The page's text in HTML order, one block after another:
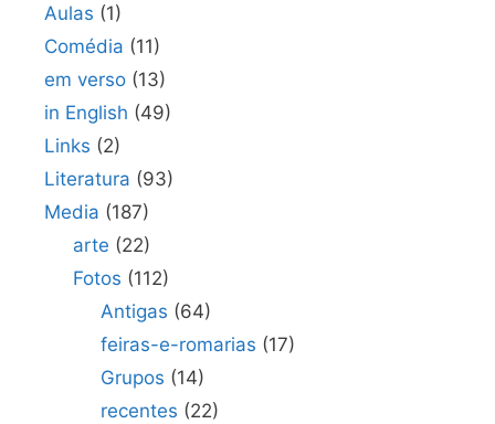
Aulas (1)
Comédia (11)
em verso (13)
in English (49)
Links (2)
Literatura (93)
Media (187)
arte (22)
Fotos (112)
Antigas (64)
feiras-e-romarias (17)
Grupos (14)
recentes (22)